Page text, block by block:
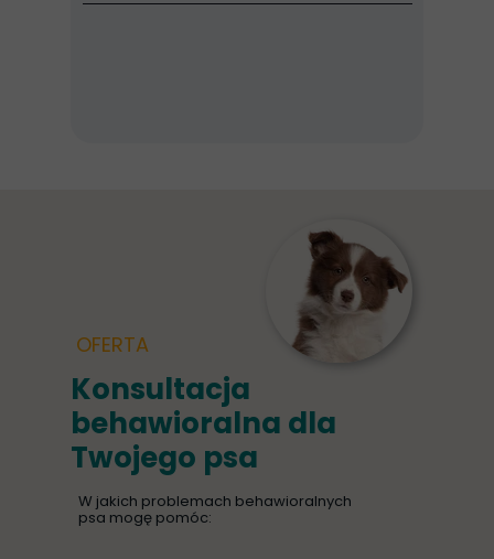
W jakich problemach behawioralnych
psa mogę pomóc:
Konsultacja
behawioralna dla
Twojego psa
OFERTA